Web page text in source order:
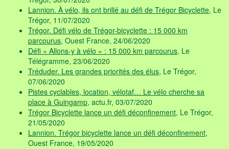
Lannion. À vélo, ils ont brillé au défi de Trégor Bicyclette, Le
Trégor, 11/07/2020
Trégor. Défi vélo de Trégor-bicyclette : 15 000 km
parcourus, Ouest France, 24/06/2020
Défi « Allons-y à vélo » : 15 000 km parcourus, Le
Télégramme, 23/06/2020
Tréduder. Les grandes priorités des élus, Le Trégor,
07/06/2020
Pistes cyclables, location, vélotaf… Le vélo cherche sa
place à Guingamp, actu.fr, 03/07/2020
Trégor Bicyclette lance un défi déconfinement, Le Trégor,
21/05/2020
Lannion. Trégor bicyclette lance un défi déconfinement,
Ouest France, 19/05/2020